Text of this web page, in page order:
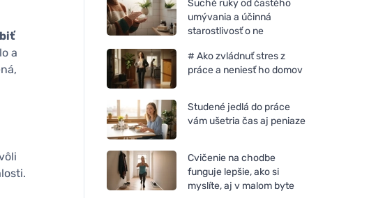
a
Suché ruky od častého
umývania a účinná
starostlivosť o ne
# Ako zvládnuť stres z
práce a neniesť ho domov
Studené jedlá do práce
vám ušetria čas aj peniaze
Cvičenie na chodbe
funguje lepšie, ako si
myslíte, aj v malom byte